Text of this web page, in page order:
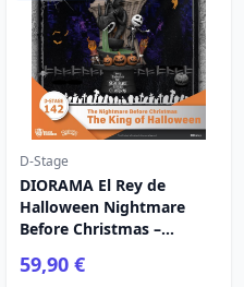
D-Stage
DIORAMA El Rey de
Halloween Nightmare
Before Christmas –
59,90 €